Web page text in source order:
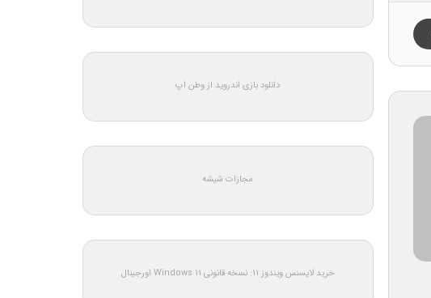
دانلود بازی اندروید از وطن اپ
مجازات شیشه
خرید لایسنس ویندوز 11: نسخه قانونی Windows 11 اورجینال